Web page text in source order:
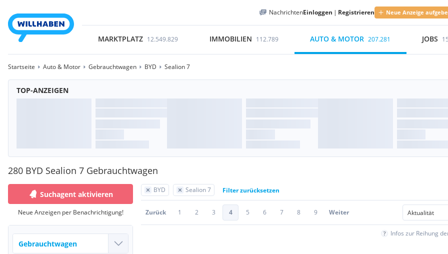
NachrichtenEinloggen | Registrieren Neue Anzeige
MARKTPLATZ 12.549.829 IMMOBILIEN 112.789 AUTO & MOTOR 207.281 JOBS
Startseite Auto & Motor Gebrauchtwagen BYD Sealion 7
TOP-ANZEIGEN
280 BYD Sealion 7 Gebrauchtwagen
BYD Sealion 7 Filter zurücksetzen
Zurück 1 2 3 4 5 6 7 8 9 Weiter
Infos zur Reihung
Suchagent aktivieren
Neue Anzeigen per Benachrichtigung!